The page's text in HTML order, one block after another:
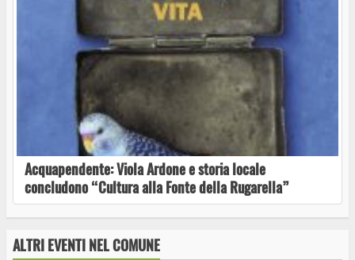
Acquapendente: Viola Ardone e storia locale
concludono “Cultura alla Fonte della Rugarella”
ALTRI EVENTI NEL COMUNE